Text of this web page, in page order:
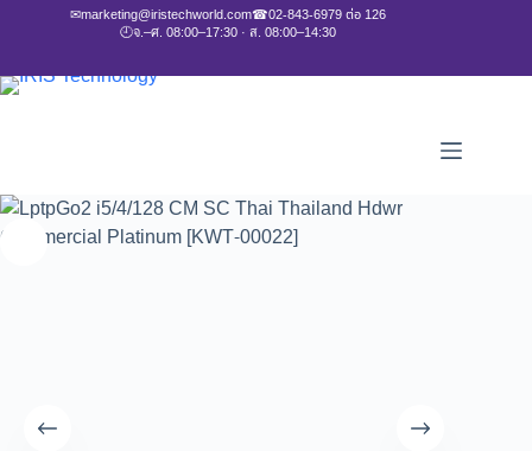
✉marketing@iristechworld.com☎02-843-6979 ต่อ 126
🕘จ.–ศ. 08:00–17:30 · ส. 08:00–14:30